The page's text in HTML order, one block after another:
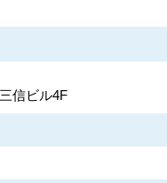
信ビル4F